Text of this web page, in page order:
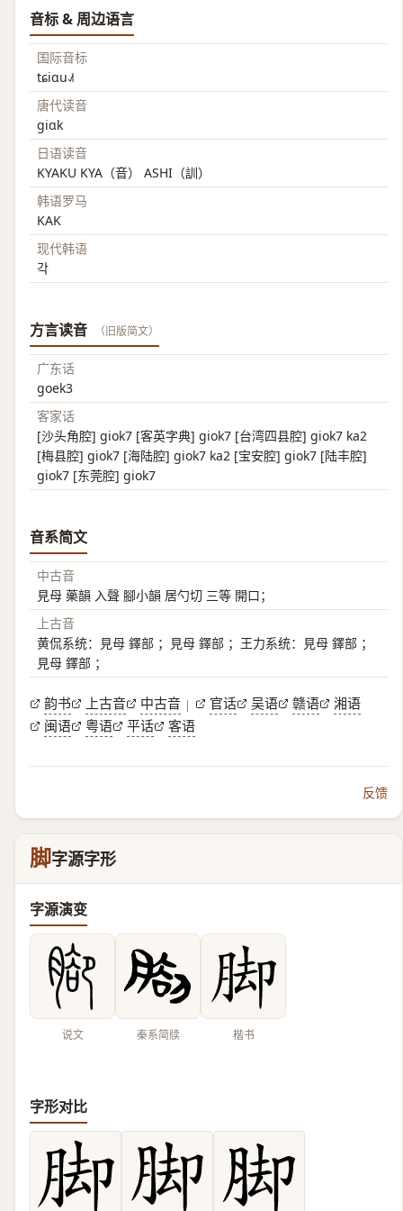
音标 & 周边语言
国际音标
tɕiɑu˨˩˦
唐代读音
giɑk
日语读音
KYAKU KYA（音） ASHI（訓）
韩语罗马
KAK
现代韩语
각
方言读音 （旧版简文）
广东话
goek3
客家话
[沙头角腔] giok7 [客英字典] giok7 [台湾四县腔] giok7 ka2
[梅县腔] giok7 [海陆腔] giok7 ka2 [宝安腔] giok7 [陆丰腔]
giok7 [东莞腔] giok7
音系简文
中古音
見母 藥韻 入聲 腳小韻 居勺切 三等 開口；
上古音
黄侃系统：見母 鐸部 ；見母 鐸部 ；王力系统：見母 鐸部 ；
見母 鐸部 ；
韵书 上古音 中古音 | 官话 吴语 赣语
湘语
闽语
粤语 平话 客语
反馈
脚字源字形
字源演变
说文 秦系简牍 楷书
字形对比